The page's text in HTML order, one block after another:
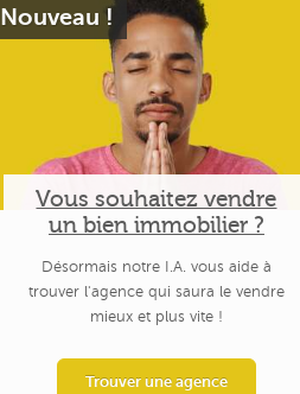
Nouveau !
Vous souhaitez vendre
un bien immobilier ?
Désormais notre I.A. vous aide à
trouver l'agence qui saura le vendre
mieux et plus vite !
Trouver une agence